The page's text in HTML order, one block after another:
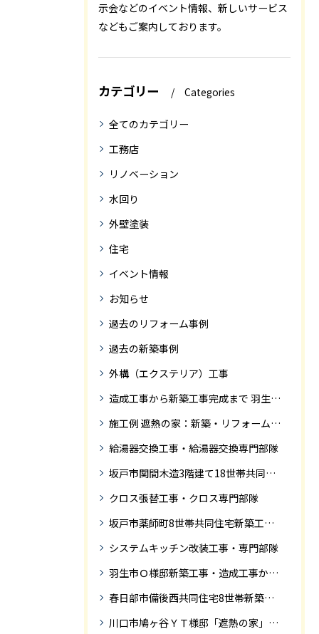
示会などのイベント情報、新しいサービス
などもご案内しております。
カテゴリー Categories
全てのカテゴリー
工務店
リノベーション
水回り
外壁塗装
住宅
イベント情報
お知らせ
過去のリフォーム事例
過去の新築事例
外構（エクステリア）工事
造成工事から新築工事完成まで 羽生市Ｓ様邸新築工事・
施工例 遮熱の家：新築・リフォーム ドローンにて空撮
給湯器交換工事・給湯器交換専門部隊
坂戸市関間木造3階建て18世帯共同住宅の完成迄紹介
クロス張替工事・クロス専門部隊
坂戸市薬師町8世帯共同住宅新築工事完成迄の紹介です
システムキッチン改装工事・専門部隊
羽生市Ｏ様邸新築工事・造成工事から住宅完成までの紹介
春日部市備後西共同住宅8世帯新築工事完成迄の紹介です。
川口市鳩ヶ谷ＹＴ様邸「遮熱の家」工事状況